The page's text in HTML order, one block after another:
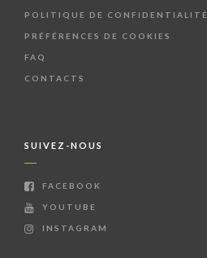
POLITIQUE DE CONFIDENTIALITÉ
PRÉFÉRENCES DE COOKIES
FAQ
CONTACTS
SUIVEZ-NOUS
FACEBOOK
YOUTUBE
INSTAGRAM